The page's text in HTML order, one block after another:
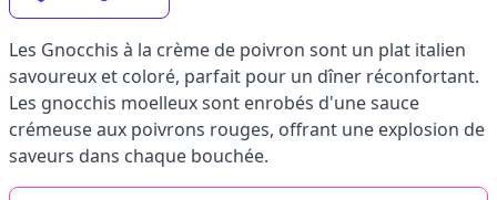
Les Gnocchis à la crème de poivron sont un plat italien
savoureux et coloré, parfait pour un dîner réconfortant.
Les gnocchis moelleux sont enrobés d'une sauce
crémeuse aux poivrons rouges, offrant une explosion de
saveurs dans chaque bouchée.